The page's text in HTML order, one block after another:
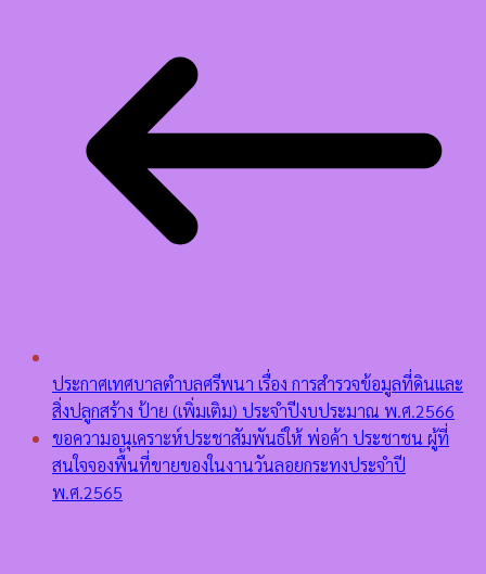
ประกาศเทศบาลตำบลศรีพนา เรื่อง การสำรวจข้อมูลที่ดินและ
สิ่งปลูกสร้าง ป้าย (เพิ่มเติม) ประจำปีงบประมาณ พ.ศ.2566
ขอความอนุเคราะห์ประชาสัมพันธ์ให้ พ่อค้า ประชาชน ผู้ที่
สนใจจองพื้นที่ขายของในงานวันลอยกระทงประจำปี
พ.ศ.2565